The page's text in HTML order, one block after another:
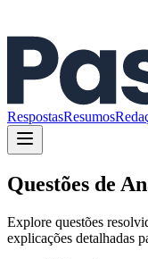
RespostasResumos
Questões de
Explore questões
explicações detalhadas